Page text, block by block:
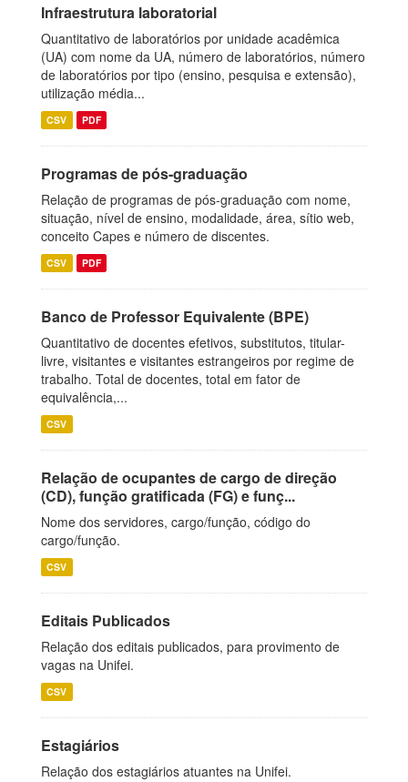
Infraestrutura laboratorial
Quantitativo de laboratórios por unidade acadêmica
(UA) com nome da UA, número de laboratórios, número
de laboratórios por tipo (ensino, pesquisa e extensão),
utilização média...
CSV PDF
Programas de pós-graduação
Relação de programas de pós-graduação com nome,
situação, nível de ensino, modalidade, área, sítio web,
conceito Capes e número de discentes.
CSV PDF
Banco de Professor Equivalente (BPE)
Quantitativo de docentes efetivos, substitutos, titular-
livre, visitantes e visitantes estrangeiros por regime de
trabalho. Total de docentes, total em fator de
equivalência,...
CSV
Relação de ocupantes de cargo de direção
(CD), função gratificada (FG) e funç...
Nome dos servidores, cargo/função, código do
cargo/função.
CSV
Editais Publicados
Relação dos editais publicados, para provimento de
vagas na Unifei.
CSV
Estagiários
Relação dos estagiários atuantes na Unifei.